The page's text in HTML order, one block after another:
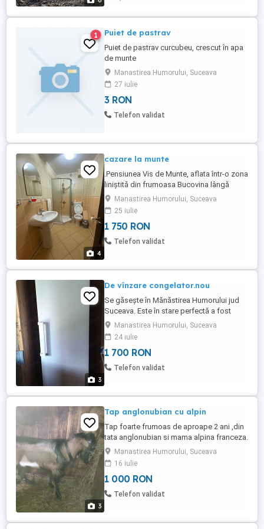
1 Puiet de pastrav
Puiet de pastrav curcubeu, crescut în apa
de munte
Manastirea Humorului, Suceava
27 iulie
3 RON
Telefon validat
4
cazare la munte
.Pensiunea Vis de Munte, aflata într-o zona
liniștită din frumoasa Bucovina lângă
pădure,va oferă 7 camere cu bai proprii,
living spatios, bucătărie complet utilata,
foișor cu grătar,ceaun,disc,loc de joaca
pentru copii, biliard, trambulina, leagăne,
parcare. Ciubar cu apa sarata care se
Manastirea Humorului, Suceava
25 iulie
1 750 RON
Telefon validat
3
De vînzare congelator.nou
Se găsește în Mănăstirea Humorului jud
Suceava. Este în stare perfectă a fost
folosit o singură dată aproximativ două
luni.
Manastirea Humorului, Suceava
24 iulie
1 700 RON
Telefon validat
3
Tap anglonubian cu alpin
Tap foarte frumoas de aproape 2 ani ,din
tata anglonubian si mama alpina franceza.
Prețul este 1000 lei sau se vinde pe ceriale
(porumb, grîu, orz,ovaz)sau pe furaje
(baloti) TOATE DE CALITATE
Manastirea Humorului, Suceava
16 iulie
1 000 RON
Telefon validat